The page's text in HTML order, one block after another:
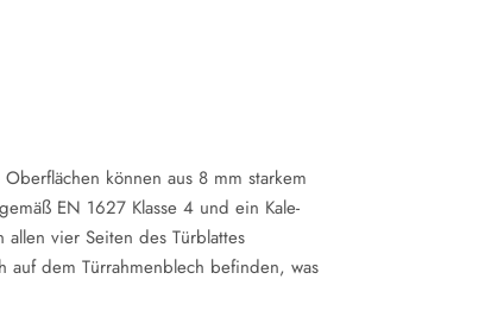
können aus 8 mm starkem
EN 1627 Klasse 4 und ein Kale-
vier Seiten des Türblattes
dem Türrahmenblech befinden, was